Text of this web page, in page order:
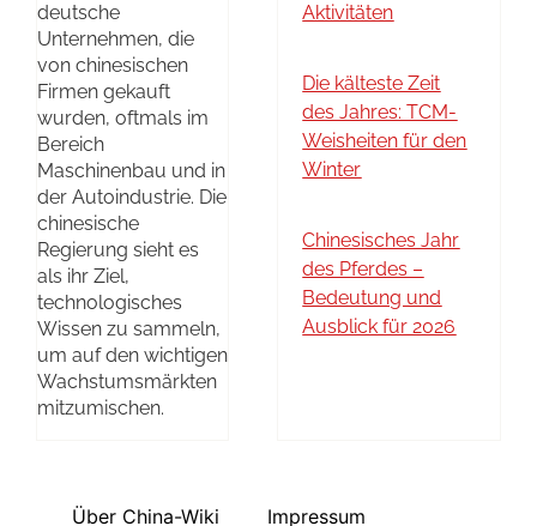
deutsche
Unternehmen, die
von chinesischen
Firmen gekauft
wurden, oftmals im
Bereich
Maschinenbau und in
der Autoindustrie. Die
chinesische
Regierung sieht es
als ihr Ziel,
technologisches
Wissen zu sammeln,
um auf den wichtigen
Wachstumsmärkten
mitzumischen.
Aktivitäten
Die kälteste Zeit
des Jahres: TCM-
Weisheiten für den
Winter
Chinesisches Jahr
des Pferdes –
Bedeutung und
Ausblick für 2026
Über China-Wiki Impressum